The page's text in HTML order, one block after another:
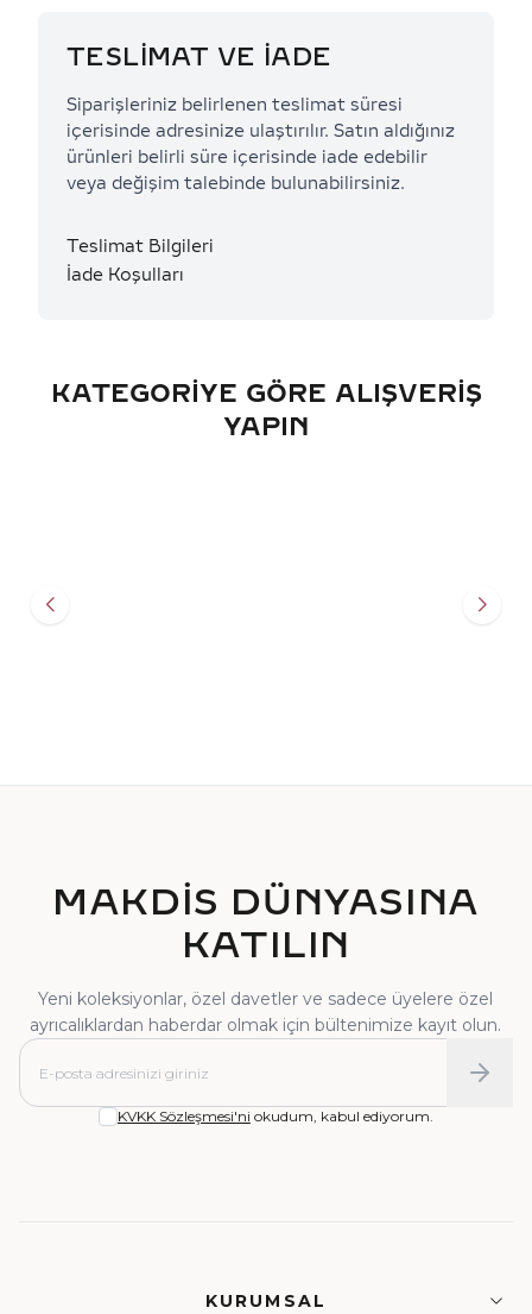
TESLİMAT VE İADE
Siparişleriniz belirlenen teslimat süresi
içerisinde adresinize ulaştırılır. Satın aldığınız
ürünleri belirli süre içerisinde iade edebilir
veya değişim talebinde bulunabilirsiniz.
Teslimat Bilgileri
İade Koşulları
KATEGORIYE GÖRE ALIŞVERIŞ
YAPIN
MAKDİS DÜNYASINA
KATILIN
Yeni koleksiyonlar, özel davetler ve sadece üyelere özel
ayrıcalıklardan haberdar olmak için bültenimize kayıt olun.
KVKK Sözleşmesi'ni okudum, kabul ediyorum.
KURUMSAL